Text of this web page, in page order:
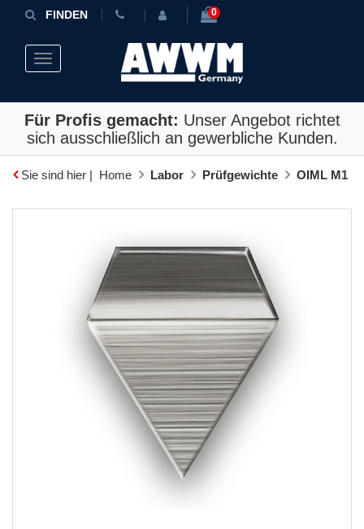
FINDEN 0
Toggle navigation
Für Profis gemacht: Unser Angebot richtet
sich ausschließlich an gewerbliche Kunden.
Sie sind hier | Home Labor Prüfgewichte OIML M1